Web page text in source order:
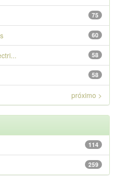
75
60
58
58
próximo >
114
259